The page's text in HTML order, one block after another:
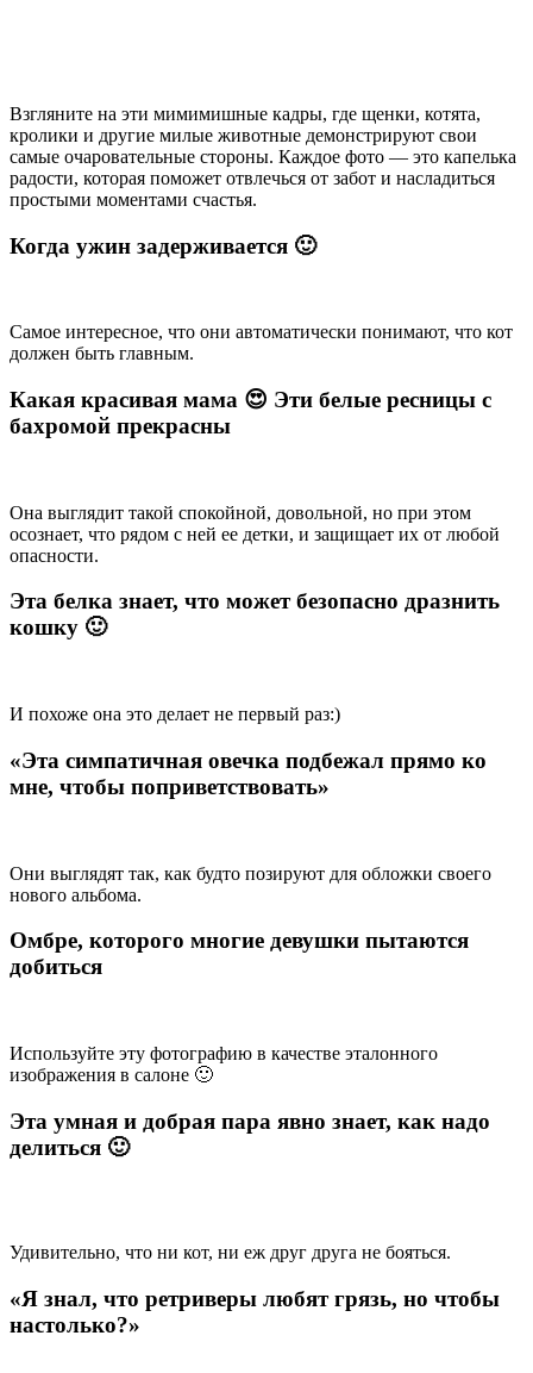
Взгляните на эти мимимишные кадры, где щенки, котята,
кролики и другие милые животные демонстрируют свои
самые очаровательные стороны. Каждое фото — это капелька
радости, которая поможет отвлечься от забот и насладиться
простыми моментами счастья.
Когда ужин задерживается 🙂
Самое интересное, что они автоматически понимают, что кот
должен быть главным.
Какая красивая мама 😍 Эти белые ресницы с
бахромой прекрасны
Она выглядит такой спокойной, довольной, но при этом
осознает, что рядом с ней ее детки, и защищает их от любой
опасности.
Эта белка знает, что может безопасно дразнить
кошку 🙂
И похоже она это делает не первый раз:)
«Эта симпатичная овечка подбежал прямо ко
мне, чтобы поприветствовать»
Они выглядят так, как будто позируют для обложки своего
нового альбома.
Омбре, которого многие девушки пытаются
добиться
Используйте эту фотографию в качестве эталонного
изображения в салоне 🙂
Эта умная и добрая пара явно знает, как надо
делиться 🙂
Удивительно, что ни кот, ни еж друг друга не бояться.
«Я знал, что ретриверы любят грязь, но чтобы
настолько?»